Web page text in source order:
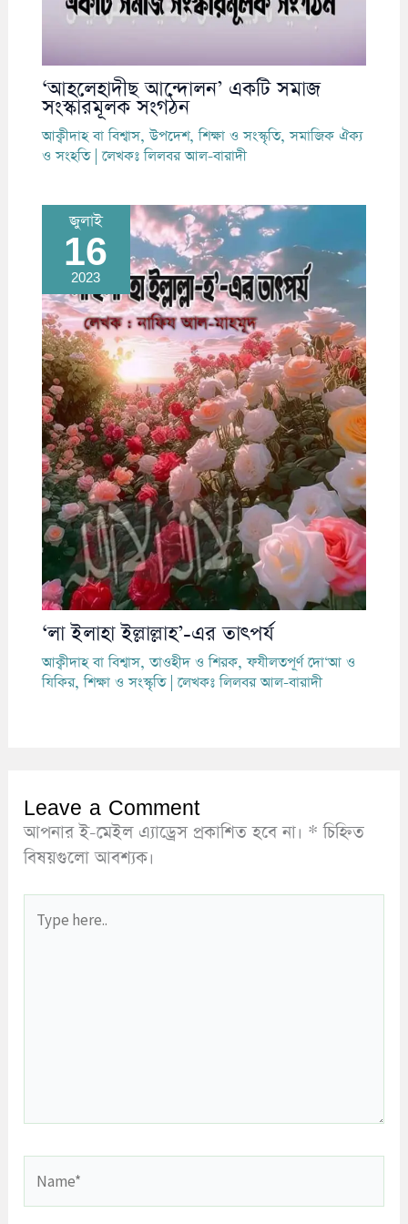
‘আহলেহাদীছ আন্দোলন’ একটি সমাজ
সংস্কারমূলক সংগঠন
আক্বীদাহ বা বিশ্বাস,উপদেশ,শিক্ষা ও সংস্কৃতি,সমাজিক ঐক্য
ও সংহতি| লেখকঃলিলবর আল-বারাদী
জুলাই
16
2023
‘লা ইলাহা ইল্লাল্লাহ’-এর তাৎপর্য
আক্বীদাহ বা বিশ্বাস,তাওহীদ ও শিরক,ফযীলতপূর্ণ দো‘আ ও
যিকির,শিক্ষা ও সংস্কৃতি| লেখকঃলিলবর আল-বারাদী
Leave a Comment
আপনার ই-মেইল এ্যাড্রেস প্রকাশিত হবে না। * চিহ্নিত
বিষয়গুলো আবশ্যক।
here..